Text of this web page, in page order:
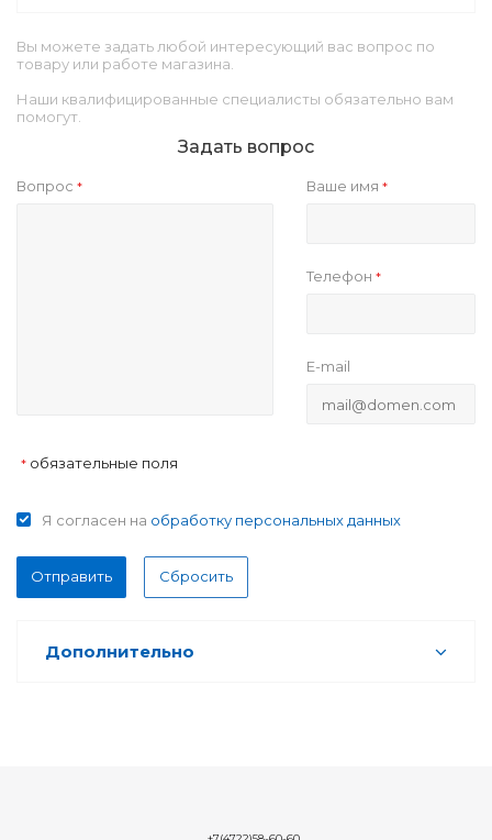
Вы можете задать любой интересующий вас вопрос по
товару или работе магазина.
Наши квалифицированные специалисты обязательно вам
помогут.
Задать вопрос
Вопрос * Ваше имя*
Телефон*
E-mail
* обязательные поля
Я согласен на обработку персональных данных
Отправить Сбросить
Дополнительно